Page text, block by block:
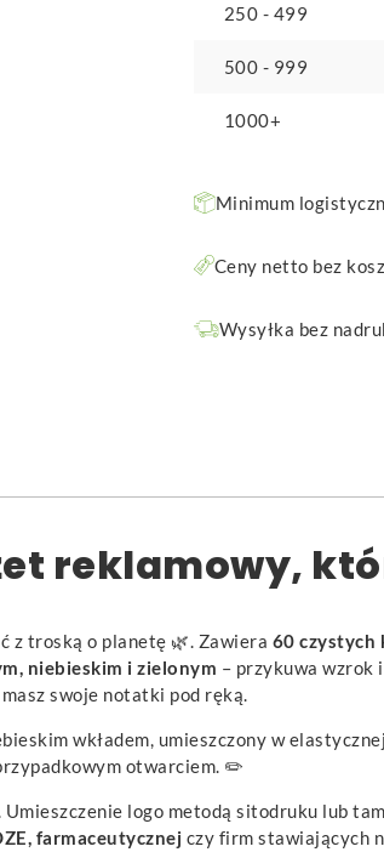
250 - 499
500 - 999
1000+
Minimum
Ceny netto bez
Wysyłka bez
reklamowy,
z troską o planetę 🌿. Zawiera 60 czystych
niebieskim i zielonym – przykuwa wzrok
swoje notatki pod ręką.
wkładem, umieszczony w
otwarciem. ✏️
Umieszczenie logo metodą sitodruku lub
farmaceutycznej czy firm stawiających